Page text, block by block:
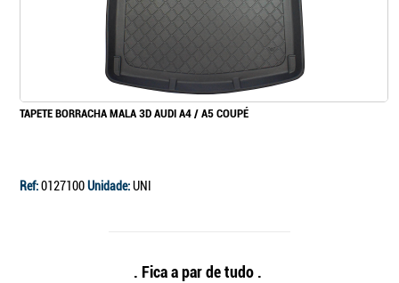
TAPETE BORRACHA MALA 3D AUDI A4 / A5 COUPÉ
Ref:0127100Unidade:UNI
. Fica a par de tudo .